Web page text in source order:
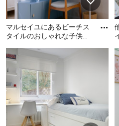
屋の広さやレイアウト、見
ングなどに意識が向きがちで
スタイルのインテリアを選ぶ
ます。
1．子供部屋のインテリアや
慮が一番重要
子供部屋に限らず、近年こ
る日本では安全性に配慮する
災害に限らずとも、子供が
マルセイユにあるビーチス
タイルのおしゃれな子供部
マルセイユにあるビーチス
タイルのおしゃれな子供部
屋の写真